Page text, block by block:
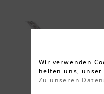
Wir verwenden
helfen uns,
Zu unseren